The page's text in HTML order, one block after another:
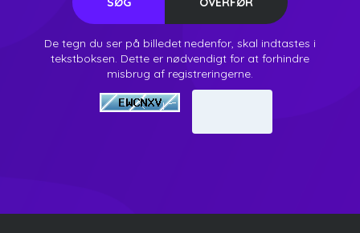
De tegn du ser på billedet nedenfor, skal indtastes i
tekstboksen. Dette er nødvendigt for at forhindre
misbrug af registreringerne.